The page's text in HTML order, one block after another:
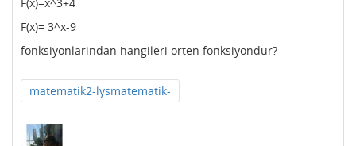
F(x)= 3^x-9
fonksiyonlarindan hangileri orten fonksiyondur?
matematik2-lysmatematik-